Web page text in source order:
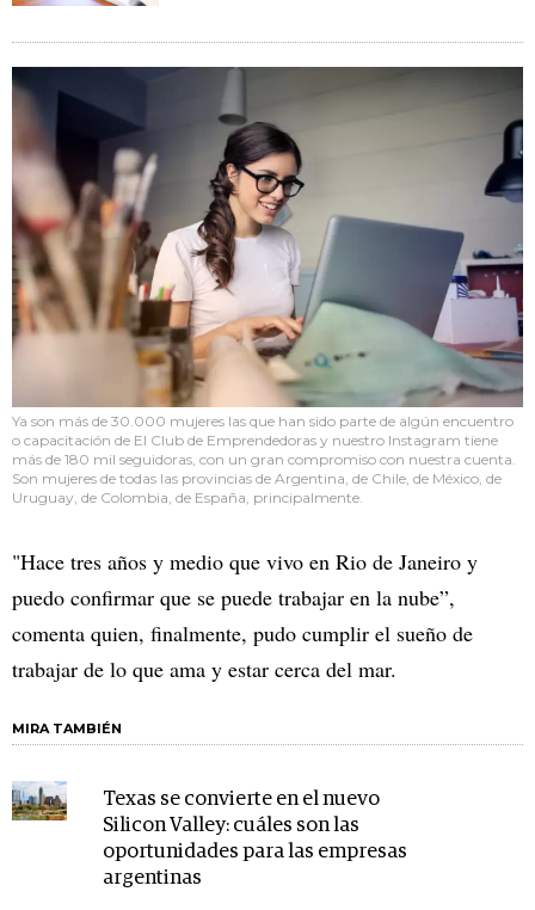
Ya son más de 30.000 mujeres las que han sido parte de algún encuentro
o capacitación de El Club de Emprendedoras y nuestro Instagram tiene
más de 180 mil seguidoras, con un gran compromiso con nuestra cuenta.
Son mujeres de todas las provincias de Argentina, de Chile, de México, de
Uruguay, de Colombia, de España, principalmente.
"Hace tres años y medio que vivo en Rio de Janeiro y
puedo confirmar que se puede trabajar en la nube”,
comenta quien, finalmente, pudo cumplir el sueño de
trabajar de lo que ama y estar cerca del mar.
MIRA TAMBIÉN
Texas se convierte en el nuevo
Silicon Valley: cuáles son las
oportunidades para las empresas
argentinas